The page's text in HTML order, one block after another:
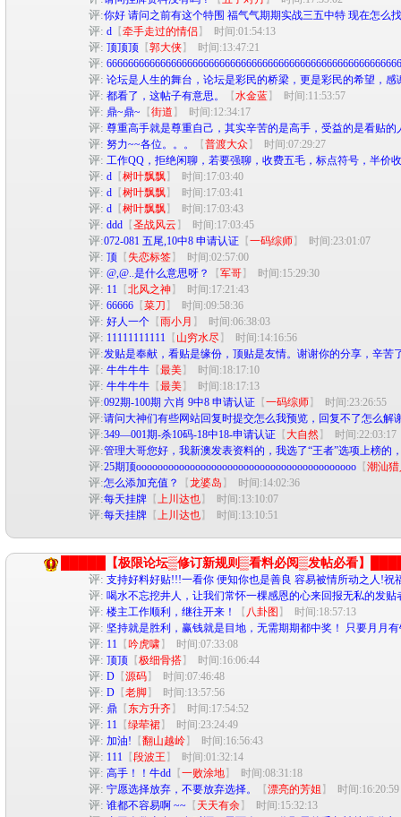
评:你好 请问之前有这个特围 福气气期期实战三五中特 现在怎么
评: d 【牵手走过的情侣】 时间:01:54:13
评: 顶顶顶 【郭大侠】 时间:13:47:21
评:
评: 论坛是人生的舞台，论坛是彩民的桥梁，更是彩民的希望，
评: 都看了，这帖子有意思。 【水金蓝】 时间:11:53:57
评: 鼎~鼎~ 【街道 】 时间:12:34:17
评: 尊重高手就是尊重自己，其实辛苦的是高手，受益的是看贴的
评: 努力~~各位。。。 【普渡大众】 时间:07:29:27
评: 工作QQ，拒绝闲聊，若要强聊，收费五毛，标点符号，半价
评: d 【树叶飘飘】 时间:17:03:40
评: d 【树叶飘飘】 时间:17:03:41
评: d 【树叶飘飘】 时间:17:03:43
评: ddd 【圣战风云】 时间:17:03:45
评:072-081 五尾,10中8 申请认证 【一码综师】 时间:23:01:07
评: 顶 【 失恋标签】 时间:02:57:00
评: @,@..是什么意思呀？ 【军哥】 时间:15:29:30
评: 11 【北风之神】 时间:17:21:43
评: 66666 【菜刀 】 时间:09:58:36
评: 好人一个 【雨小月 】 时间:06:38:03
评: 11111111111 【 山穷水尽】 时间:14:16:56
评:发贴是奉献，看贴是缘份，顶贴是友情。谢谢你的分享，辛苦
评: 牛牛牛牛 【最美】 时间:18:17:10
评: 牛牛牛牛 【最美】 时间:18:17:13
评:092期-100期 六肖 9中8 申请认证 【一码综师】 时间:23:26:55
评:请问大神们有些网站回复时提交怎么我预览，回复不了怎么解
评:349—001期-杀10码-18中18-申请认证 【 大自然】 时间:22:03:17
评:管理大哥您好，我新澳发表资料的，我选了“王者”选项上榜的
评:25期顶ooooooooooooooooooooooooooooooooooooooooo 【潮汕
评:怎么添加充值？ 【龙婆岛 】 时间:14:02:36
评:每天挂牌 【上川达也】 时间:13:10:07
评:每天挂牌 【上川达也】 时间:13:10:51
█████【极限论坛▒修订新规则▒看料必阅▒发帖必看】
评: 支持好料好贴!!!一看你 便知你也是善良 容易被情所动之人!祝
评: 喝水不忘挖井人，让我们常怀一棵感恩的心来回报无私的发
评: 楼主工作顺利，继往开来！ 【 八卦图 】 时间:18:57:13
评: 坚持就是胜利，赢钱就是目地，无需期期都中奖！ 只要月月
评: 11 【吟虎啸】 时间:07:33:08
评: 顶顶 【极细骨搭】 时间:16:06:44
评: D 【源码】 时间:07:46:48
评: D 【老脚】 时间:13:57:56
评: 鼎 【东方升齐 】 时间:17:54:52
评: 11 【绿荦裙】 时间:23:24:49
评: 加油! 【翻山越岭】 时间:16:56:43
评: 111 【段波王 】 时间:01:32:14
评: 高手！！牛dd 【一败涂地】 时间:08:31:18
评: 宁愿选择放弃，不要放弃选择。 【漂亮的芳姐 】 时间:16:20:59
评: 谁都不容易啊 ~~ 【 天天有余】 时间:15:32:13